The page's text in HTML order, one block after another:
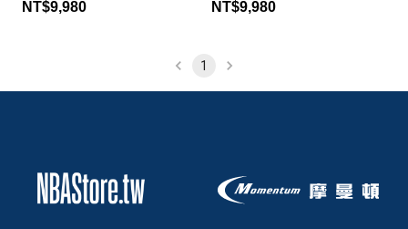
NT$9,980 NT$9,980
1